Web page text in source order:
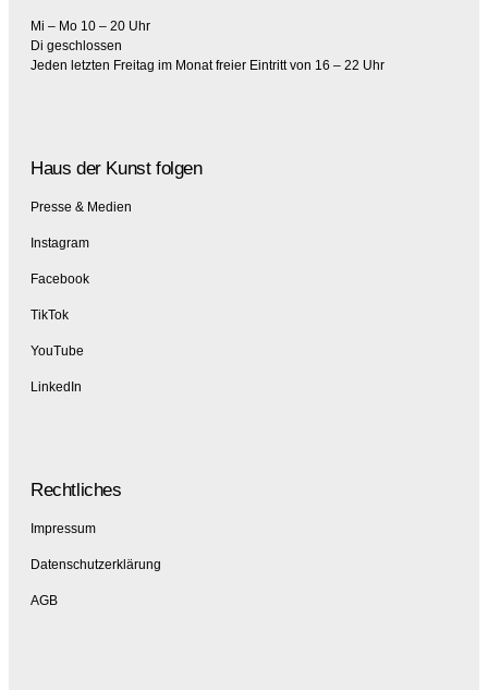
Mi – Mo 10 – 20 Uhr
Di geschlossen
Jeden letzten Freitag im Monat freier Eintritt von 16 – 22 Uhr
Haus der Kunst folgen
Presse & Medien
Instagram
Facebook
TikTok
YouTube
LinkedIn
Rechtliches
Impressum
Datenschutzerklärung
AGB